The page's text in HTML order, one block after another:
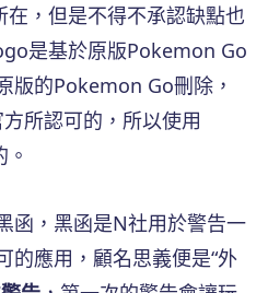
，但是不得不承認缺點也
是基於原版Pokemon Go
版的Pokemon Go刪除，
所認可的，所以使用
函，黑函是N社用於警告一
的應用，顧名思義便是“外